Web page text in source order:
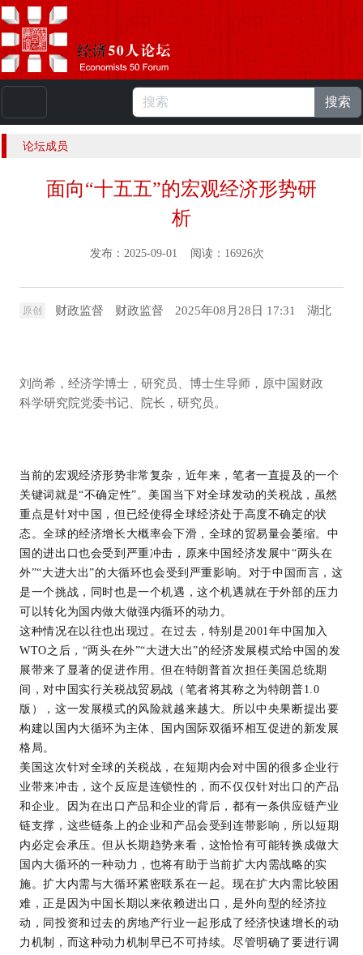
人 |English
搜索
论坛成员
面向“十五五”的宏观经济形势研
析
发布：2025-09-01 阅读：16926次
原创 财政监督 财政监督 2025年08月28日 17:31 湖北
刘尚希，经济学博士，研究员、博士生导师，原中国财政
科学研究院党委书记、院长，研究员。
当前的宏观经济形势非常复杂，近年来，笔者一直提及的一个
关键词就是“不确定性”。美国当下对全球发动的关税战，虽然
重点是针对中国，但已经使得全球经济处于高度不确定的状
态。全球的经济增长大概率会下滑，全球的贸易量会萎缩。中
国的进出口也会受到严重冲击，原来中国经济发展中“两头在
外”“大进大出”的大循环也会受到严重影响。对于中国而言，这
是一个挑战，同时也是一个机遇，这个机遇就在于外部的压力
可以转化为国内做大做强内循环的动力。
这种情况在以往也出现过。在过去，特别是2001年中国加入
WTO之后，“两头在外”“大进大出”的经济发展模式给中国的发
展带来了显著的促进作用。但在特朗普首次担任美国总统期
间，对中国实行关税战贸易战（笔者将其称之为特朗普1.0
版），这一发展模式的风险就越来越大。所以中央果断提出要
构建以国内大循环为主体、国内国际双循环相互促进的新发展
格局。
美国这次针对全球的关税战，在短期内会对中国的很多企业行
业带来冲击，这个反应是连锁性的，而不仅仅针对出口的产品
和企业。因为在出口产品和企业的背后，都有一条供应链产业
链支撑，这些链条上的企业和产品会受到连带影响，所以短期
内必定会承压。但从长期趋势来看，这恰恰有可能转换成做大
国内大循环的一种动力，也将有助于当前扩大内需战略的实
施。扩大内需与大循环紧密联系在一起。现在扩大内需比较困
难，正是因为中国长期以来依赖进出口，是外向型的经济拉
动，同投资和过去的房地产行业一起形成了经济快速增长的动
力机制，而这种动力机制早已不可持续。尽管明确了要进行调